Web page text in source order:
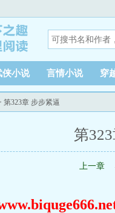
侠小说 言情小说 穿
第323章 步步紧逼
第
上一章